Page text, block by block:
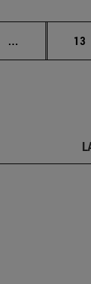
... Páginas 13